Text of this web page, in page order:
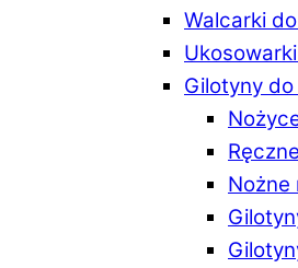
Walcarki
Gilotyny
Nożne